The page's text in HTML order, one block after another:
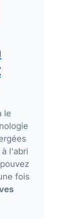
le
l'abri
fois